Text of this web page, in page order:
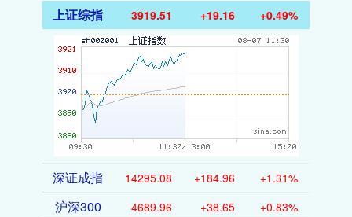
上证综指 3919.51 +19.16 +0.49%
深证成指 14295.08 +184.96 +1.31%
沪深300 4689.96 +38.65 +0.83%